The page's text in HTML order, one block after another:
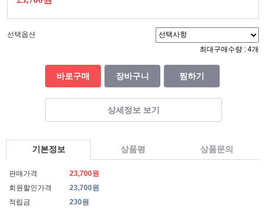
선택옵션
최대구매수량 : 4개
바로구매 장바구니 찜하기
상세정보 보기
기본정보 상품평 상품문의
판매가격
23,700원
회원할인가격
23,700원
적립금
230원